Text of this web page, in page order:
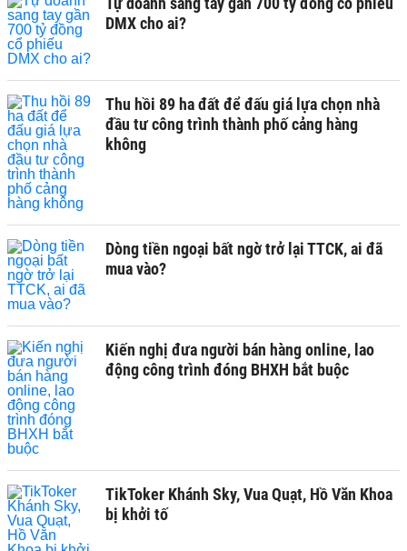
DMX cho ai?
Thu hồi 89 ha đất để đấu giá lựa chọn nhà
đầu tư công trình thành phố cảng hàng
không
Dòng tiền ngoại bất ngờ trở lại TTCK, ai đã
mua vào?
Kiến nghị đưa người bán hàng online, lao
động công trình đóng BHXH bắt buộc
TikToker Khánh Sky, Vua Quạt, Hồ Văn Khoa
bị khởi tố